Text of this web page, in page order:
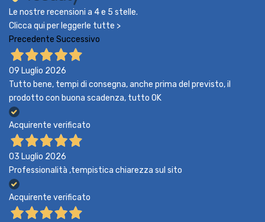
Le nostre recensioni a 4 e 5 stelle.
Clicca qui per leggerle tutte >
Precedente Successivo
09 Luglio 2026
Tutto bene, tempi di consegna, anche prima del previsto, il
prodotto con buona scadenza, tutto OK
Acquirente verificato
03 Luglio 2026
Professionalità ,tempistica chiarezza sul sito
Acquirente verificato